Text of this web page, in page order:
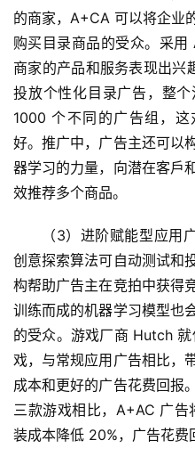
量
化
绘
梦
逆
熵
绘
梦
形
绘
梦
青
龙
绘
梦
的商家，A+CA 可以将企业
购买目录商品的受众。采
商家的产品和服务表现出兴
投放个性化目录广告，整
1000 个不同的广告组，
好。推广中，广告主还可以
器学习的力量，向潜在客戶
效推荐多个商品。
（3）进阶赋能型应用
创意探索算法可自动测试和
构帮助广告主在竞拍中获得
训练而成的机器学习模型也
的受众。游戏厂商 Hutch
戏，与常规应用广告相比，
成本和更好的广告花费回报
三款游戏相比，A+AC 广
装成本降低 20%，广告花费